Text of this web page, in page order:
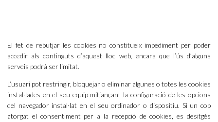
El fet de rebutjar les cookies no constitueix impediment per poder
accedir als continguts d’aquest lloc web, encara que l’ús d’alguns
serveis podrà ser limitat.
L’usuari pot restringir, bloquejar o eliminar algunes o totes les cookies
instal·lades en el seu equip mitjançant la configuració de les opcions
del navegador instal·lat en el seu ordinador o dispositiu. Si un cop
atorgat el consentiment per a la recepció de cookies, es desitgés